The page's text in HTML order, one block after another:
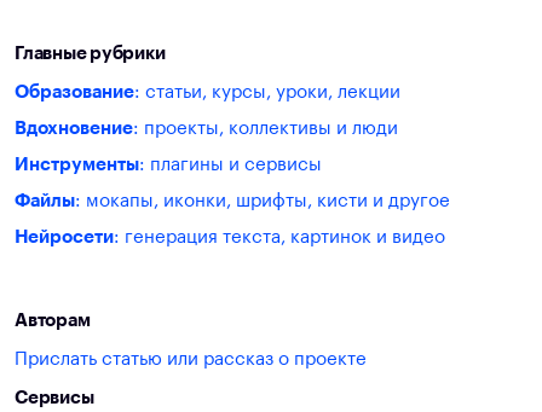
Главные рубрики
Образование: статьи, курсы, уроки, лекции
Вдохновение: проекты, коллективы и люди
Инструменты: плагины и сервисы
Файлы: мокапы, иконки, шрифты, кисти и другое
Нейросети: генерация текста, картинок и видео
Авторам
Прислать статью или рассказ о проекте
Сервисы